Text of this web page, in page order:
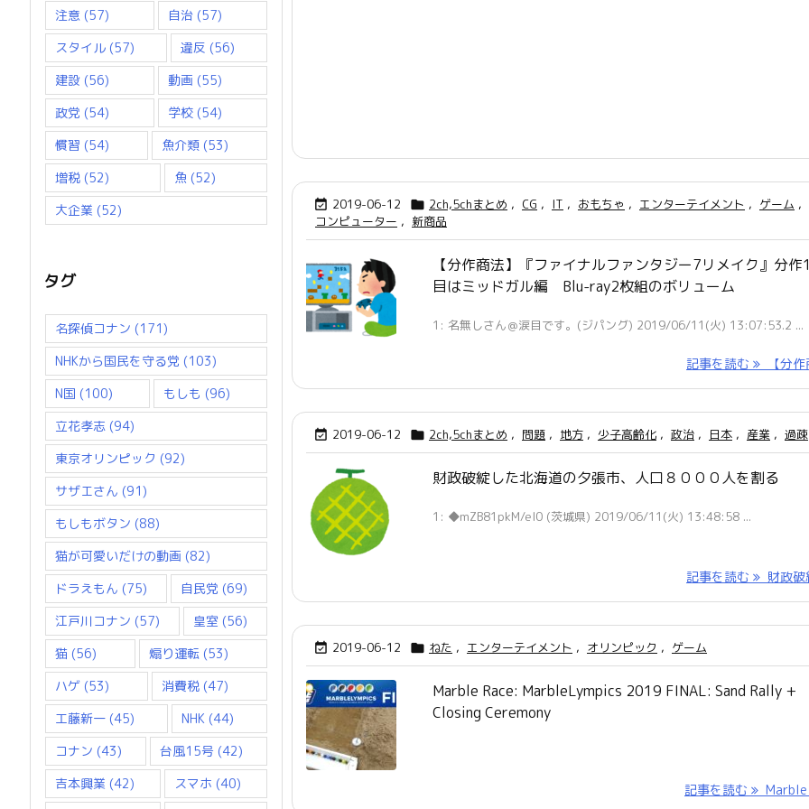
 2019-06-12  2ch,5chまとめ , CG , IT , おもちゃ , エンターテイメント , ゲーム ,
コンピューター , 新商品
【分作商法】『ファイナルファンタジー7リメイク』分作
目はミッドガル編 Blu-ray2枚組のボリューム
1: 名無しさん＠涙目です。(ジパング) 2019/06/11(火) 13:07:53.2 ...
記事を読む 【分作
 2019-06-12  2ch,5chまとめ , 問題 , 地方 , 少子高齢化 , 政治 , 日本 , 産業 , 過疎
財政破綻した北海道の夕張市、人口８０００人を割る
1: ◆mZB81pkM/el0 (茨城県) 2019/06/11(火) 13:48:58 ...
記事を読む 財政破
 2019-06-12  ねた , エンターテイメント , オリンピック , ゲーム
Marble Race: MarbleLympics 2019 FINAL: Sand Rally +
Closing Ceremony
記事を読む Marble
注意 (57) 自治 (57)
スタイル (57) 違反 (56)
建設 (56) 動画 (55)
政党 (54) 学校 (54)
慣習 (54) 魚介類 (53)
増税 (52) 魚 (52)
大企業 (52)
タグ
名探偵コナン (171)
NHKから国民を守る党 (103)
N国 (100) もしも (96)
立花孝志 (94)
東京オリンピック (92)
サザエさん (91)
もしもボタン (88)
猫が可愛いだけの動画 (82)
ドラえもん (75) 自民党 (69)
江戸川コナン (57) 皇室 (56)
猫 (56) 煽り運転 (53)
ハゲ (53) 消費税 (47)
工藤新一 (45) NHK (44)
コナン (43) 台風15号 (42)
吉本興業 (42) スマホ (40)